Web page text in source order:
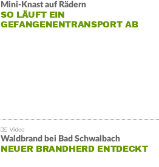
Mini-Knast auf Rädern
SO LÄUFT EIN
GEFANGENENTRANSPORT AB
Waldbrand bei Bad Schwalbach
NEUER BRANDHERD ENTDECKT